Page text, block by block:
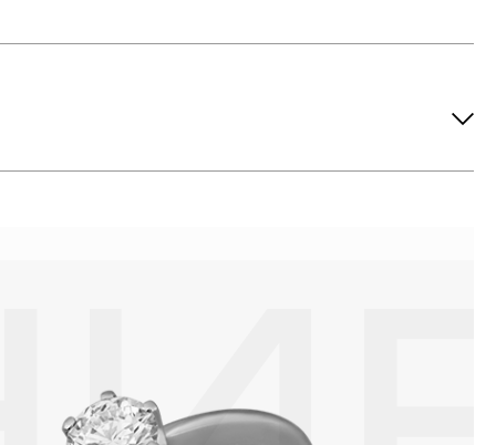
или замшевой салфеткой.